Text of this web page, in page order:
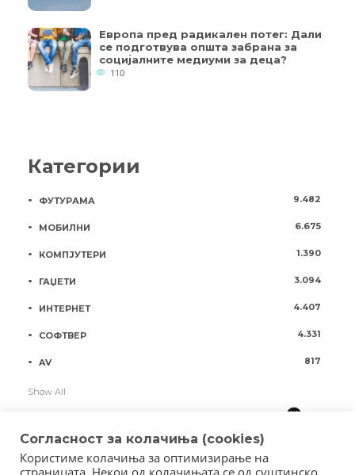
Европа пред радикален потег: Дали
се подготвува општа забрана за
социјалните медиуми за деца?
110
Категории
ФУТУРАМА 9.482
МОБИЛНИ 6.675
КОМПЈУТЕРИ 1.390
ГАЏЕТИ 3.094
ИНТЕРНЕТ 4.407
СОФТВЕР 4.331
AV 817
Show All
Согласност за колачиња (cookies)
Користиме колачиња за оптимизирање на
страницата. Некои од колачињата се од суштинско